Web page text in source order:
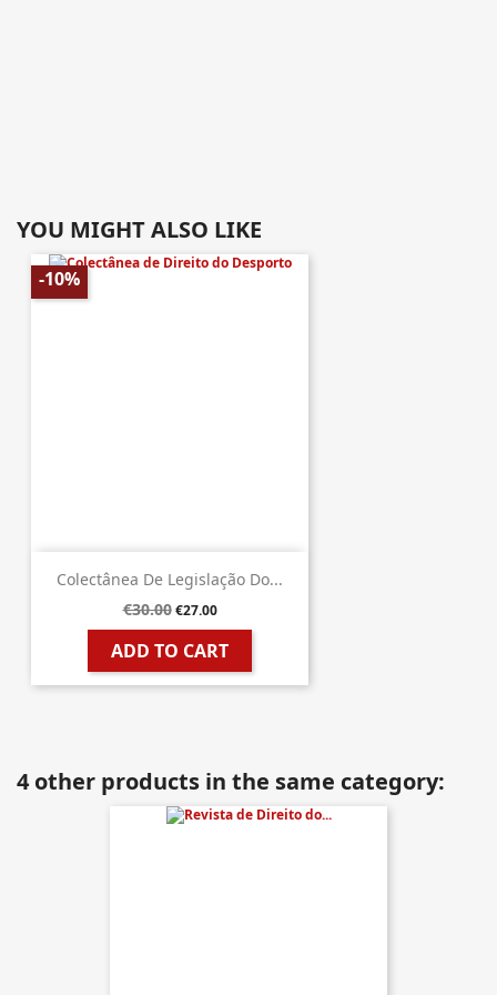
YOU MIGHT ALSO LIKE
Colectânea De Legislação Do...
€30.00 €27.00
ADD TO CART
-10%
4 other products in the same category: